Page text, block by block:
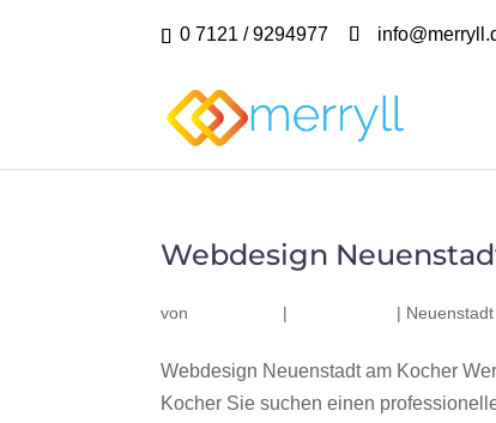
0 7121 / 9294977
Webdesign
von | |
Webdesign Neuenstadt am Kocher
Kocher Sie suchen einen